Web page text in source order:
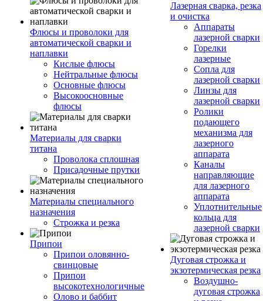
Флюсы и проволоки для
автоматической сварки и
наплавки
Кислые флюсы
Нейтральные флюсы
Основные флюсы
Высокоосновные
флюсы
Материалы для сварки
титана
Проволока сплошная
Присадочные прутки
Материалы специального
назначения
Строжка и резка
Припои
Припои оловянно-
свинцовые
Припои
высокотехнологичные
Олово и баббит
Лазерная сварка, резка
и очистка
Аппараты
лазерной сварки
Горелки
лазерные
Сопла для
лазерной сварки
Линзы для
лазерной сварки
Ролики
подающего
механизма для
лазерного
аппарата
Каналы
направляющие
для лазерного
аппарата
Уплотнительные
кольца для
лазерной сварки
Дуговая строжка и
экзотермическая резка
Воздушно-
дуговая строжка